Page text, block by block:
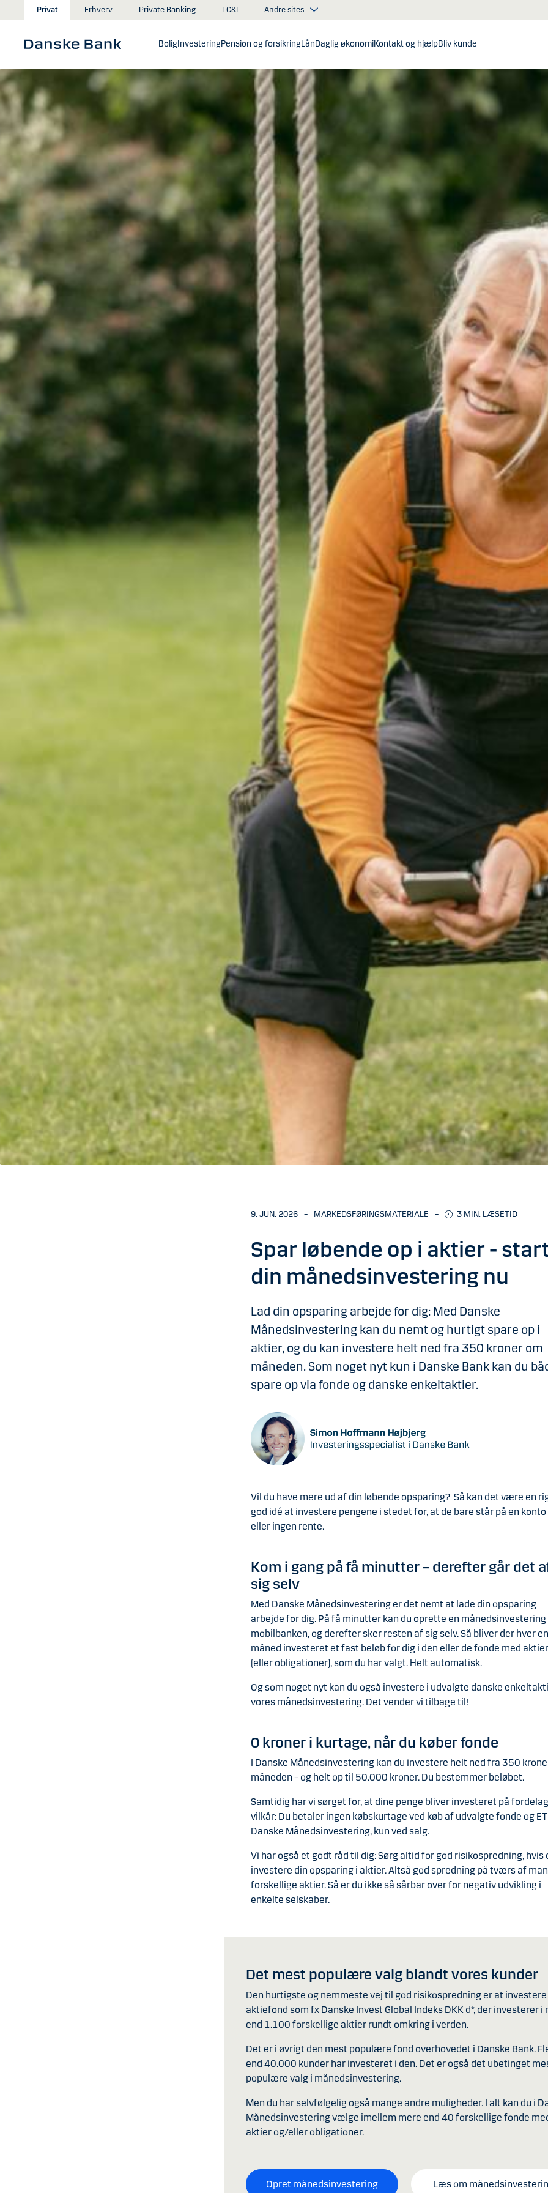
Gå til hovedindhold
Privat Erhverv Private Banking LC&I Andre sites
BoligInvesteringPension og forsikringLånDaglig økonomiKontakt og hjælpBliv kunde
9. JUN. 2026 – MARKEDSFØRINGSMATERIALE – 3 MIN. LÆSETID
Spar løbende op i aktier -
din månedsinvestering nu
Lad din opsparing arbejde for dig: Med Danske
Månedsinvestering kan du nemt og hurtigt spare op i
aktier, og du kan investere helt ned fra 350 kroner om
måneden. Som noget nyt kun i Danske Bank kan du
spare op via fonde og danske enkeltaktier.
Vil du have mere ud af din løbende opsparing? Så kan det være en
god idé at investere pengene i stedet for, at de bare står på en
eller ingen rente.
Kom i gang på få minutter – derefter går det
sig selv
Med Danske Månedsinvestering er det nemt at lade din opsparing
arbejde for dig. På få minutter kan du oprette en månedsinvestering
mobilbanken, og derefter sker resten af sig selv. Så bliver der hver
måned investeret et fast beløb for dig i den eller de fonde med aktier
(eller obligationer), som du har valgt. Helt automatisk.
Og som noget nyt kan du også investere i udvalgte danske
vores månedsinvestering. Det vender vi tilbage til!
0 kroner i kurtage, når du køber fonde
I Danske Månedsinvestering kan du investere helt ned fra 350
måneden – og helt op til 50.000 kroner. Du bestemmer beløbet.
Samtidig har vi sørget for, at dine penge bliver investeret på
vilkår: Du betaler ingen købskurtage ved køb af udvalgte fonde og
Danske Månedsinvestering, kun ved salg.
Vi har også et godt råd til dig: Sørg altid for god risikospredning, hvis
investere din opsparing i aktier. Altså god spredning på tværs af
forskellige aktier. Så er du ikke så sårbar over for negativ udvikling i
enkelte selskaber.
Det mest populære valg blandt vores kunder
Den hurtigste og nemmeste vej til god risikospredning er at investere
aktiefond som fx Danske Invest Global Indeks DKK d*, der investerer i
end 1.100 forskellige aktier rundt omkring i verden.
Det er i øvrigt den mest populære fond overhovedet i Danske Bank.
end 40.000 kunder har investeret i den. Det er også det ubetinget
populære valg i månedsinvestering.
Men du har selvfølgelig også mange andre muligheder. I alt kan du i
Månedsinvestering vælge imellem mere end 40 forskellige fonde
aktier og/eller obligationer.
Opret månedsinvestering Læs om